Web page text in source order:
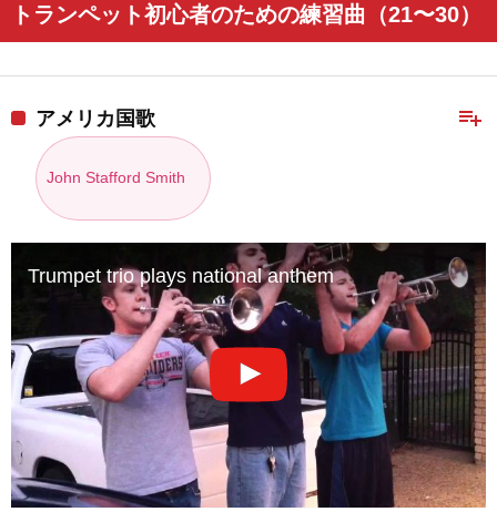
トランペット初心者のための練習曲（21〜30）
playlist_add
アメリカ国歌
John Stafford Smith
Trumpet trio plays national anthem